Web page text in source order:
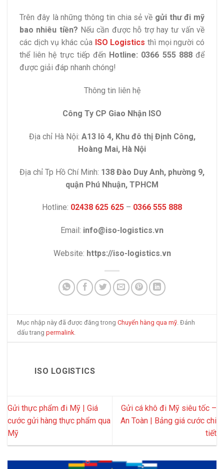
Trên đây là những thông tin chia sẻ về gửi thư đi mỹ
bao nhiêu tiền? Nếu cần được hỗ trợ hay tư vấn về
các dịch vụ khác của ISO Logistics thì mọi người có
thể liên hệ trực tiếp đến Hotline: 0366 555 888để
được giải đáp nhanh chóng!
Thông tin liên hệ
Công Ty CP Giao Nhận ISO
Địa chỉ Hà Nội: A13 lô 4, Khu đô thị Định Công,
Hoàng Mai, Hà Nội
Địa chỉ Tp Hồ Chí Minh: 138 Đào Duy Anh, phường 9,
quận Phú Nhuận, TPHCM
Hotline: 02438 625 625 – 0366 555 888
Email: info@iso-logistics.vn
Website: https://iso-logistics.vn
Mục nhập này đã được đăng trongChuyển hàng qua mỹ. Đánh
dấu trangpermalink.
ISO LOGISTICS
Gửi thực phẩm đi Mỹ | Giá
cước gửi hàng thực phẩm qua
Mỹ
Gửi cá khô đi Mỹ siêu tốc –
An Toàn | Bảng giá cước chi
tiết